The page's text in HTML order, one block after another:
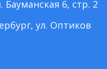
Бауманская 6, стр. 2
ул. Оптиков